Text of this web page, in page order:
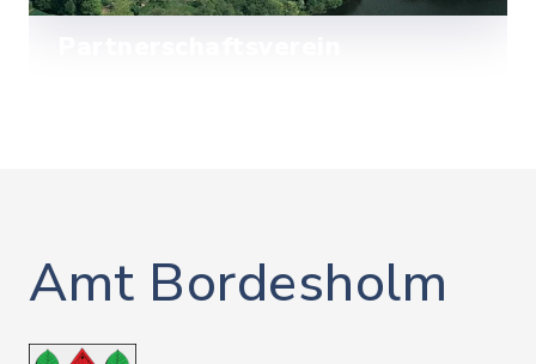
Amt Bordesholm